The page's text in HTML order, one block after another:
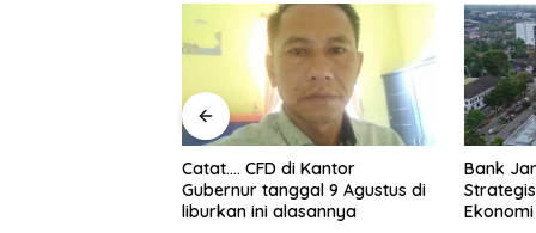
Bank Jambi Dinilai Punya Peran
Strategis Menggerakkan
Ekonomi Jambi
Mobil
yang